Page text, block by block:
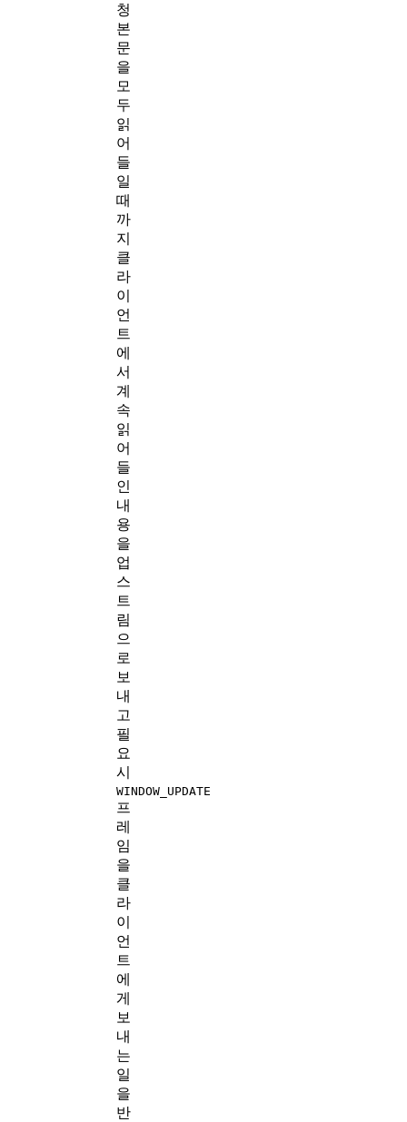
청
본
문
을
모
두
읽
어
들
일
때
까
지
클
라
이
언
트
에
서
계
속
읽
어
들
인
내
용
을
업
스
트
림
으
로
보
내
고
필
요
시
WINDOW_UPDATE
프
레
임
을
클
라
이
언
트
에
게
보
내
는
일
을
반